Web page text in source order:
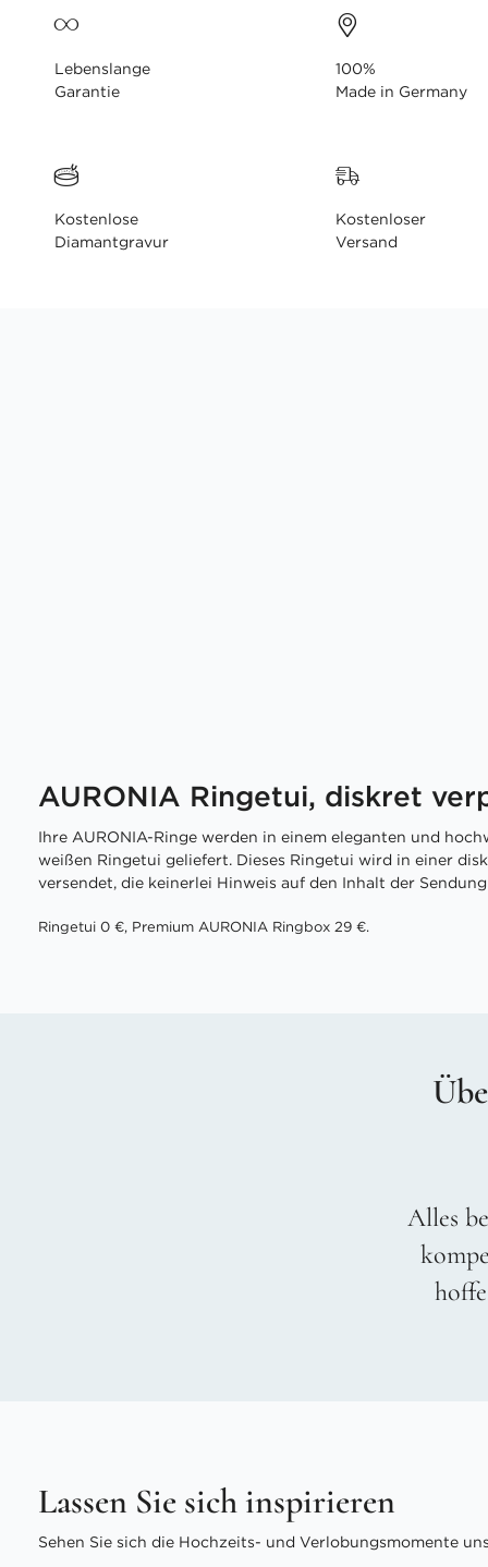
Lebenslange
Garantie
100%
Made in Germany
Kostenlose
Diamantgravur
Kostenloser
Versand
AURONIA Ringetui, diskret
Ihre AURONIA-Ringe werden in einem eleganten und
weißen Ringetui geliefert. Dieses Ringetui wird in einer
versendet, die keinerlei Hinweis auf den Inhalt der
Ringetui 0 €, Premium AURONIA Ringbox 29 €.
Alles
Lassen Sie sich inspirieren
Sehen Sie sich die Hochzeits- und Verlobungsmomente